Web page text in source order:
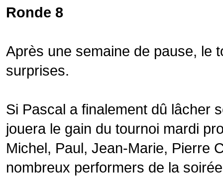
Ronde 8
Après une semaine de pause, le
surprises.
Si Pascal a finalement dû lâcher
jouera le gain du tournoi mardi
Michel, Paul, Jean-Marie, Pierre
nombreux performers de la